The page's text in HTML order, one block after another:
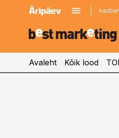
kinnisvarauudised.ee
logistikauudised.ee
Avaleht Kõik lood